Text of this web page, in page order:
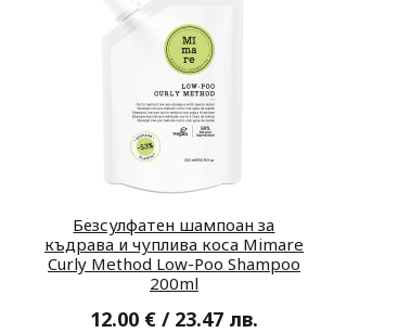
Безсулфатен шампоан за
къдрава и чуплива коса Mimare
Curly Method Low-Poo Shampoo
200ml
12.00 € / 23.47 лв.